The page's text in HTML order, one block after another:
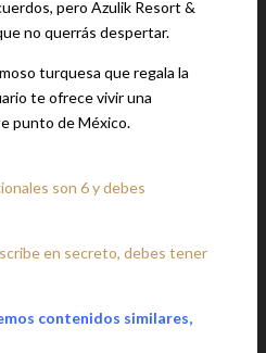
pero Azulik Resort &
no querrás despertar.
turquesa que regala la
te ofrece vivir una
punto de México.
son 6 y debes
en secreto, debes tener
contenidos similares,